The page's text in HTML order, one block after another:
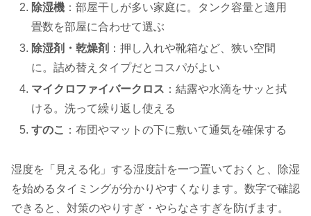
除湿機 ：部屋干しが多い家庭に。タンク容量と適用
畳数を部屋に合わせて選ぶ
除湿剤・乾燥剤 ：押し入れや靴箱など、狭い空間
に。詰め替えタイプだとコスパがよい
マイクロファイバークロス ：結露や水滴をサッと拭
ける。洗って繰り返し使える
すのこ
：布団やマットの下に敷いて通気を確保する
湿度を「見える化」する湿度計を一つ置いておくと、除湿
を始めるタイミングが分かりやすくなります。数字で確認
できると、対策のやりすぎ・やらなさすぎを防げます。